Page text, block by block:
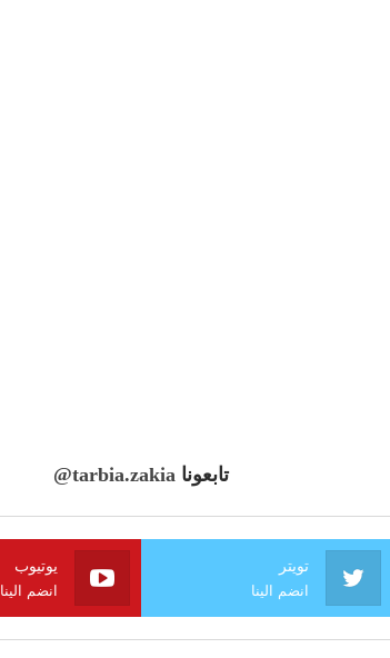
تابعونا @tarbia.zakia
تويتر
انضم الينا
يوتيوب
انضم الينا